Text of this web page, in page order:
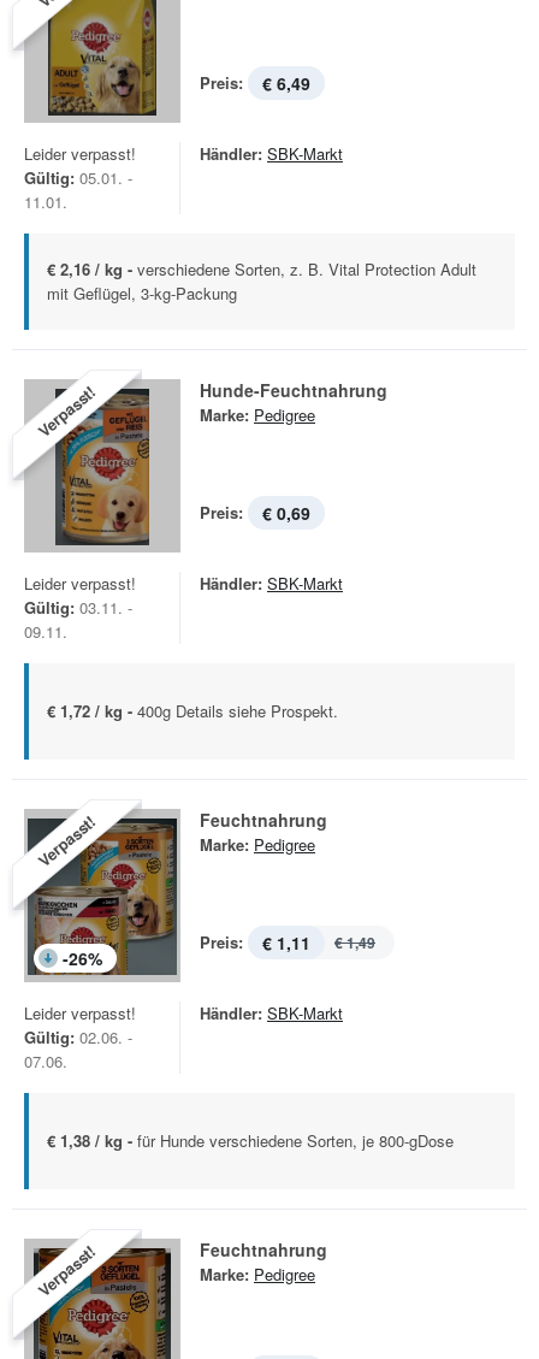
Preis: € 6,49
Leider verpasst!
Gültig: 05.01. -
11.01.
Händler: SBK-Markt
€ 2,16 / kg - verschiedene Sorten, z. B. Vital Protection Adult
mit Geflügel, 3-kg-Packung
Verpasst! Hunde-Feuchtnahrung
Marke: Pedigree
Preis: € 0,69
Leider verpasst!
Gültig: 03.11. -
09.11.
Händler: SBK-Markt
€ 1,72 / kg - 400g Details siehe Prospekt.
Verpasst!
-26%
Feuchtnahrung
Marke: Pedigree
Preis: € 1,11 € 1,49
Leider verpasst!
Gültig: 02.06. -
07.06.
Händler: SBK-Markt
€ 1,38 / kg - für Hunde verschiedene Sorten, je 800-gDose
Verpasst! Feuchtnahrung
Marke: Pedigree